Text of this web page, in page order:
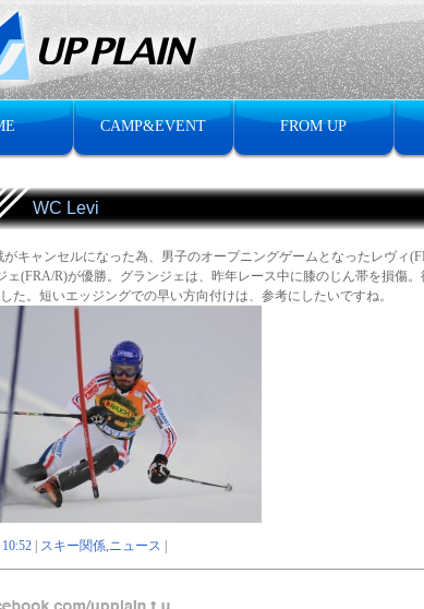
CAMP&EVENT FROM UP
WC Levi
キャンセルになった為、男子のオープニングゲームとなったレヴィ
ェ(FRA/R)が優勝。グランジェは、昨年レース中に膝のじん帯を損傷
た。短いエッジングでの早い方向付けは、参考にしたいですね。
スキー関係,ニュース